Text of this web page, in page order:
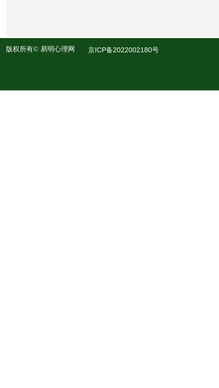
版权所有© 易明心理网 京ICP备2022002180号